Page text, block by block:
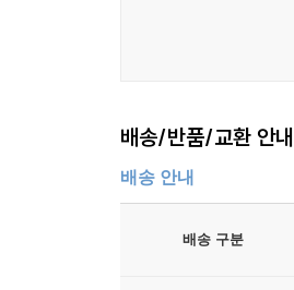
배송/반품/교환 안내
배송 안내
배송 구분